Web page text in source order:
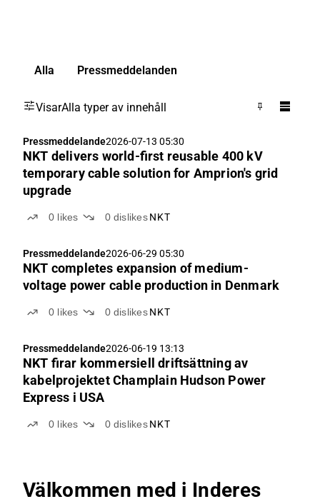
Alla Pressmeddelanden
VisarAlla typer av innehåll
Pressmeddelande2026-07-13 05:30
NKT delivers world-first reusable 400 kV
temporary cable solution for Amprion's grid
upgrade
0 likes 0 dislikes NKT
Pressmeddelande2026-06-29 05:30
NKT completes expansion of medium-
voltage power cable production in Denmark
0 likes 0 dislikes NKT
Pressmeddelande2026-06-19 13:13
NKT firar kommersiell driftsättning av
kabelprojektet Champlain Hudson Power
Express i USA
0 likes 0 dislikes NKT
Välkommen med i Inderes